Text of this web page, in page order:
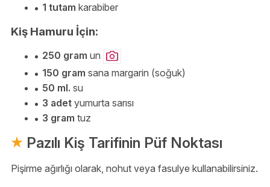
1 tutam karabiber
Kiş Hamuru İçin:
250 gram un
150 gram sana margarin (soğuk)
50 ml. su
3 adet yumurta sarısı
3 gram tuz
Pazılı Kiş Tarifinin Püf Noktası
Pişirme ağırlığı olarak, nohut veya fasulye kullanabilirsiniz.